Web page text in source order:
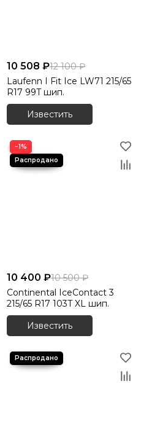
10 508 ₽12 100 ₽
Laufenn I Fit Ice LW71 215/65
R17 99T шип.
Известить
−1%
10 400 ₽10 500 ₽
Continental IceContact 3
215/65 R17 103T XL шип.
Известить